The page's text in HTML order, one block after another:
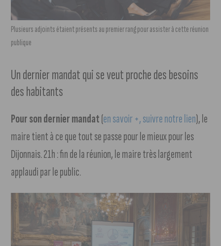
Plusieurs adjoints étaient présents au premier rang pour assister à cette réunion
publique
Un dernier mandat qui se veut proche des besoins
des habitants
Pour son dernier mandat(en savoir +, suivre notre lien), le
maire tient à ce que tout se passe pour le mieux pour les
Dijonnais. 21h : fin de la réunion, le maire très largement
applaudi par le public.